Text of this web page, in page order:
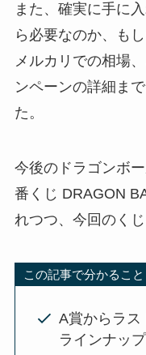
また、確実に手に
ら必要なのか、も
メルカリでの相場
ンペーンの詳細ま
た。
今後のドラゴンボ
番くじ DRAGON
れつつ、今回のく
この記事で分かること
A賞からラス
ラインナップ